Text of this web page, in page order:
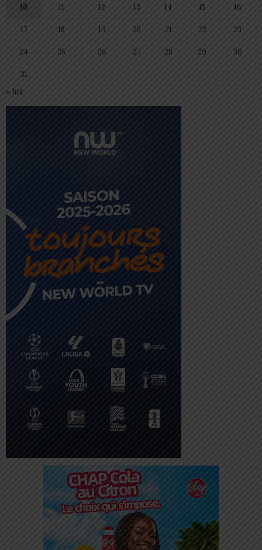
10 11 12 13 14 15 16
17 18 19 20 21 22 23
24 25 26 27 28 29 30
31
« Juil